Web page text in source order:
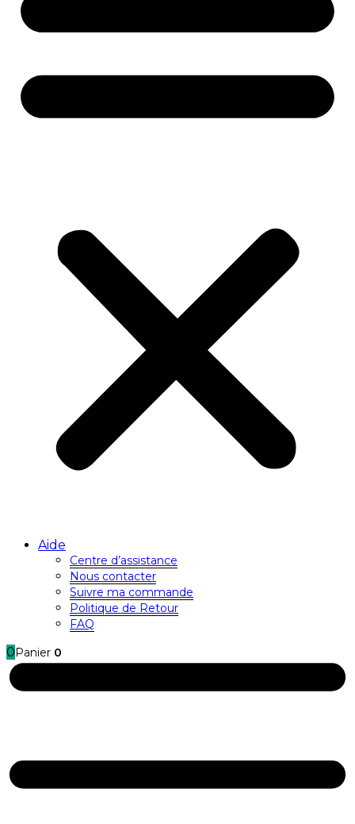
Aide
Centre d’assistance
Nous contacter
Suivre ma commande
Politique de Retour
FAQ
0 Panier 0